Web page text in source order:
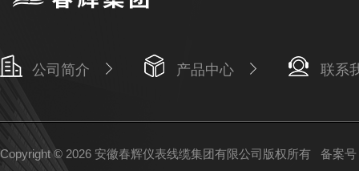
公司简介 产品中心 联系
Copyright © 2026 安徽春辉仪表线缆集团有限公司版权所有 备案号